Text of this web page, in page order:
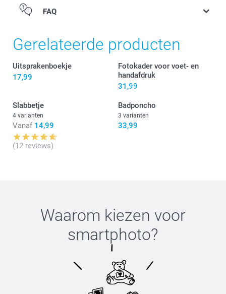
FAQ
Gerelateerde producten
Uitsprakenboekje
17,99
Fotokader voor voet- en
handafdruk
31,99
Slabbetje
4 varianten
Vanaf 14,99
(12 reviews)
Badponcho
3 varianten
33,99
Waarom kiezen voor
smartphoto?